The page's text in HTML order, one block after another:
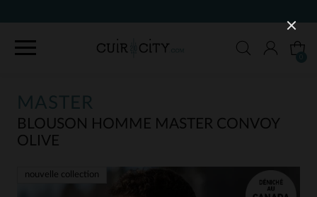
MASTER
BLOUSON HOMME MASTER CONVOY
OLIVE
nouvelle collection